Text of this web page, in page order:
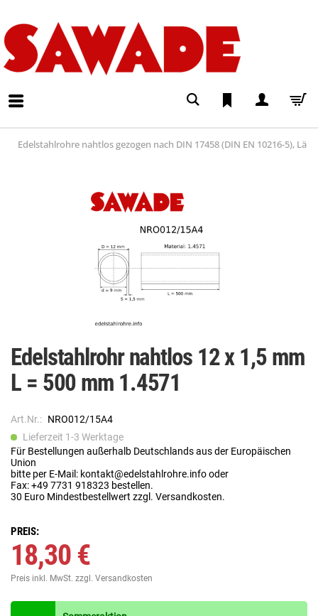
Edelstahlrohre nahtlos gezogen nach DIN 17458 (DIN EN 10216-5),
Edelstahlrohr nahtlos 12 x 1,5 mm
L = 500 mm 1.4571
Art.Nr.: NRO012/15A4
Lieferzeit 1-3 Werktage
Für Bestellungen außerhalb Deutschlands aus der Europäischen
Union
bitte per E-Mail: kontakt@edelstahlrohre.info oder
Fax: +49 7731 918323 bestellen.
30 Euro Mindestbestellwert zzgl. Versandkosten.
PREIS:
18,30 €
Preis inkl. MwSt. zzgl. Versandkosten